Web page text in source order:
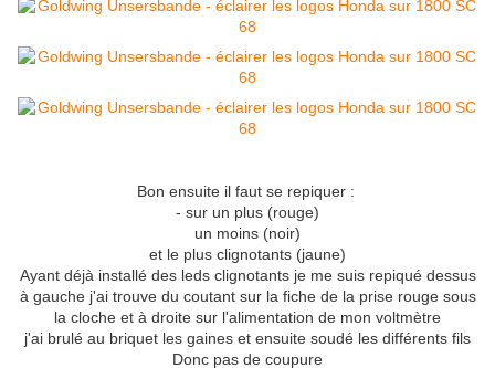
Bon ensuite il faut se repiquer :
- sur un plus (rouge)
un moins (noir)
et le plus clignotants (jaune)
Ayant déjà installé des leds clignotants je me suis repiqué dessus
à gauche j'ai trouve du coutant sur la fiche de la prise rouge sous
la cloche et à droite sur l'alimentation de mon voltmètre
j'ai brulé au briquet les gaines et ensuite soudé les différents fils
Donc pas de coupure